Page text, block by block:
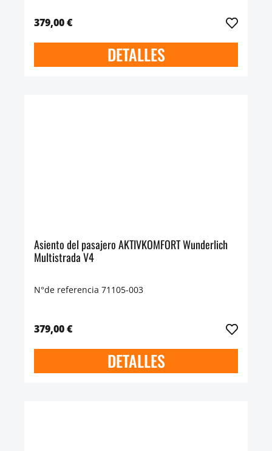
379,00 €
DETALLES
Asiento del pasajero AKTIVKOMFORT Wunderlich
Multistrada V4
N°de referencia 71105-003
379,00 €
DETALLES